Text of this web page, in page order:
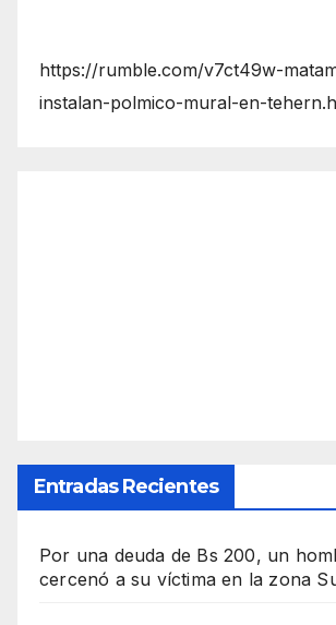
https://rumble.com/v7ct49w-
instalan-polmico-mural-en-
Entradas Recientes
Por una deuda de Bs 200, un
cercenó a su víctima en la zona